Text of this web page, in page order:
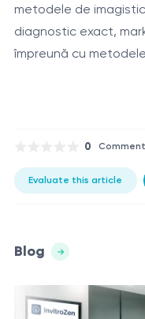
metodele de
diagnostic exact,
împreună cu
0
Evaluate this article
Blog